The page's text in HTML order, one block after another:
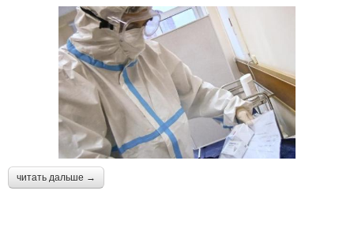
читать дальше →